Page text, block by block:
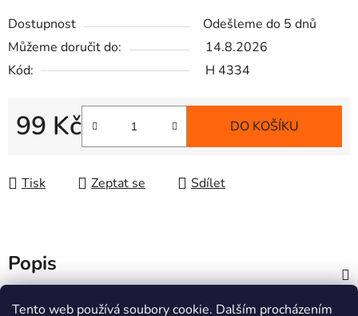
Tento web používá soubory cookie. Dalším procházením
Dostupnost
Odešleme do 5 dnů
Můžeme doručit do:
14.8.2026
Kód:
H 4334
99 Kč
Měrná cena:
DO KOŠÍKU
Tisk Zeptat se Sdílet
Popis